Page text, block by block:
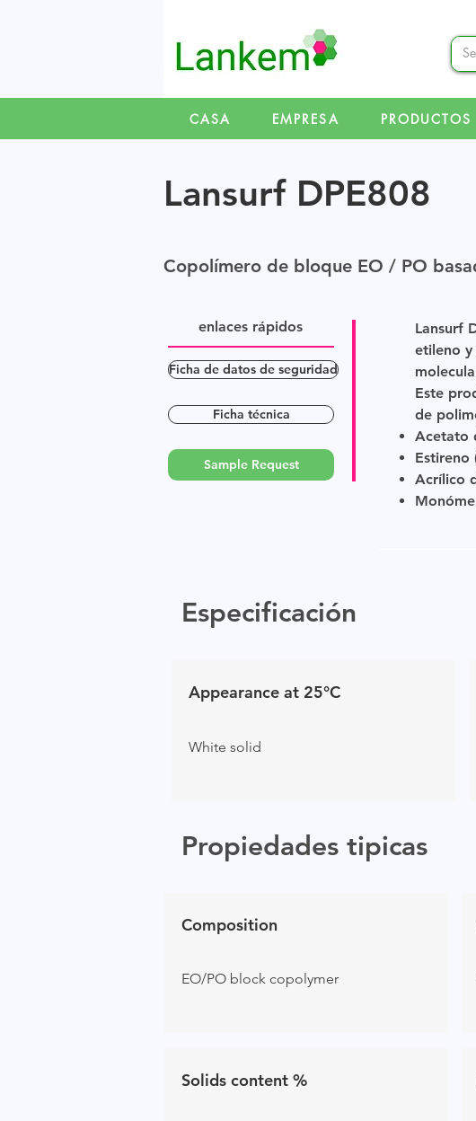
CASA EMPRESA PRODUCTOS
Lansurf DPE808
Copolímero de bloque EO / PO
enlaces rápidos
Ficha de datos de seguridad
Ficha técnica
Sample Request
Lansurf
etileno
Este
de
Acetato
Estireno
Acrílico
Especificación
Appearance at 25°C
White solid
Propiedades tipicas
Composition
EO/PO block copolymer
Solids content %